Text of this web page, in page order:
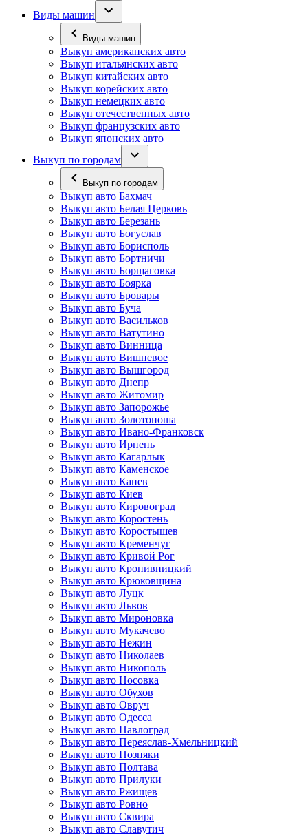
Виды машин
Виды машин
Выкуп американских авто
Выкуп итальянских авто
Выкуп китайских авто
Выкуп корейских авто
Выкуп немецких авто
Выкуп отечественных авто
Выкуп французских авто
Выкуп японских авто
Выкуп по городам
Выкуп по городам
Выкуп авто Бахмач
Выкуп авто Белая Церковь
Выкуп авто Березань
Выкуп авто Богуслав
Выкуп авто Борисполь
Выкуп авто Бортничи
Выкуп авто Борщаговка
Выкуп авто Боярка
Выкуп авто Бровары
Выкуп авто Буча
Выкуп авто Васильков
Выкуп авто Ватутино
Выкуп авто Винница
Выкуп авто Вишневое
Выкуп авто Вышгород
Выкуп авто Днепр
Выкуп авто Житомир
Выкуп авто Запорожье
Выкуп авто Золотоноша
Выкуп авто Ивано-Франковск
Выкуп авто Ирпень
Выкуп авто Кагарлык
Выкуп авто Каменское
Выкуп авто Канев
Выкуп авто Киев
Выкуп авто Кировоград
Выкуп авто Коростень
Выкуп авто Коростышев
Выкуп авто Кременчуг
Выкуп авто Кривой Рог
Выкуп авто Кропивницкий
Выкуп авто Крюковщина
Выкуп авто Луцк
Выкуп авто Львов
Выкуп авто Мироновка
Выкуп авто Мукачево
Выкуп авто Нежин
Выкуп авто Николаев
Выкуп авто Никополь
Выкуп авто Носовка
Выкуп авто Обухов
Выкуп авто Овруч
Выкуп авто Одесса
Выкуп авто Павлоград
Выкуп авто Переяслав-Хмельницкий
Выкуп авто Позняки
Выкуп авто Полтава
Выкуп авто Прилуки
Выкуп авто Ржищев
Выкуп авто Ровно
Выкуп авто Сквира
Выкуп авто Славутич